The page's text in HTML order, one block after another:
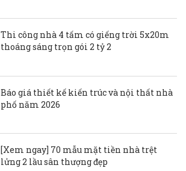
Thi công nhà 4 tấm có giếng trời 5x20m
thoáng sáng trọn gói 2 tỷ 2
Báo giá thiết kế kiến trúc và nội thất nhà
phố năm 2026
[Xem ngay] 70 mẫu mặt tiền nhà trệt
lửng 2 lầu sân thượng đẹp